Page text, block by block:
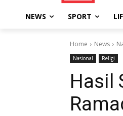
NEWS SPORT
Home News
Nasional Religi
Hasil